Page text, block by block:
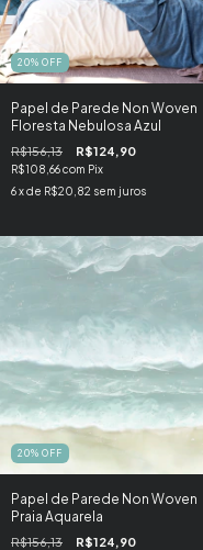
20% OFF
Papel de Parede Non Woven
Floresta Nebulosa Azul
R$156,13 R$124,90
R$108,66com Pix
6x de R$20,82 sem juros
20% OFF
Papel de Parede Non Woven
Praia Aquarela
R$156,13 R$124,90